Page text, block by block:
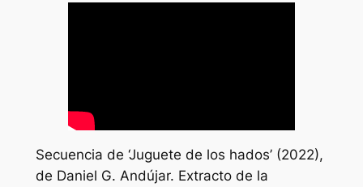
Secuencia de ‘Juguete de los hados’ (2022),
de Daniel G. Andújar. Extracto de la